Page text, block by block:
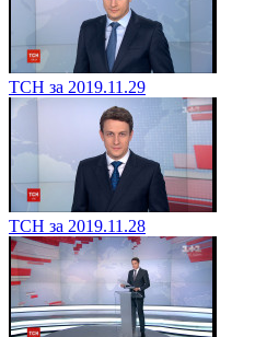
ТСН за 2019.11.29
ТСН за 2019.11.28